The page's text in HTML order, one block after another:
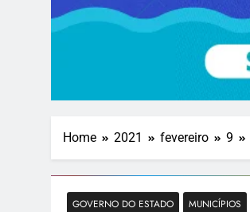
Home 2021 fevereiro 9
GOVERNO DO ESTADO MUNICÍPIOS